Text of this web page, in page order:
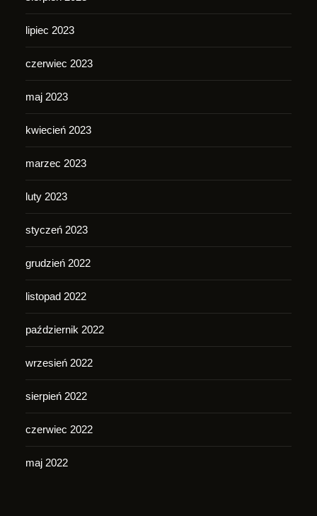
lipiec 2023
czerwiec 2023
maj 2023
kwiecień 2023
marzec 2023
luty 2023
styczeń 2023
grudzień 2022
listopad 2022
październik 2022
wrzesień 2022
sierpień 2022
czerwiec 2022
maj 2022